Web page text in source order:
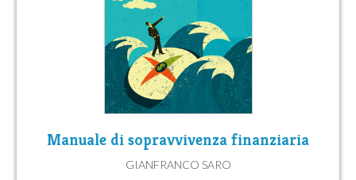
Manuale di sopravvivenza finanziaria
GIANFRANCO SARO